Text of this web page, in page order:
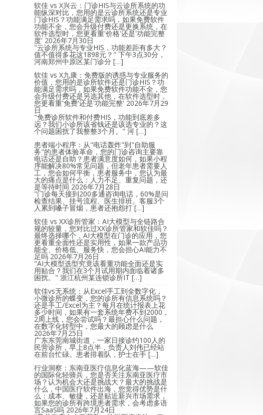
软佳 vs X兴云：门诊HIS与云诊所系统的功
能纵深对比，您用的是云诊所系统还是专业
门诊HIS？功能满足需求吗，如果免费软件
功能不全，您会升级付费还是更换系统，在
软件选型时，您更看重'价格'还是'功能完整
度' 2026年7月30日
"云诊所系统与专业HIS，功能差距有多大？
值不值得多花这1898元？" 下午3点30分，
河南郑州中原区某门诊分 […]
软佳 vs X九康：免费版的诱惑与专业服务的
价值，您用的是诊所软件还是门诊HIS？功
能满足需求吗，如果免费软件功能不全，您
会升级付费还是另选其他，在软件选型时，
您更看重'免费'还是'功能完整' 2026年7月29
日
"免费诊所软件和付费HIS，功能到底差多
远？我们小诊所该省钱还是该选专业的？这
个问题困扰了我整整3个月。" 河 […]
患者端小程序：从"电话轰炸"到"自助服
务"的患者体验革命，您的门诊咨询主要靠
电话还是自助？患者满意度如何，如果小程
序能解决80%常见问题，但老年患者需要人
工，您会如何平衡，患者服务中，您认为最
大的痛点是什么：人力不足、重复问题，还
是等待时间 2026年7月28日
"门诊每天接到200多通咨询电话，60%是问
检查结果、挂号流程、医生排班。客服3个
人累到嗓子冒烟，患者还抱怨打 […]
软佳 vs XX诊所管家：AI大模型与全链路合
规的较量，您对比过XX诊所管家和软佳吗？
最终选择哪个，AI大模型在门诊的应用，您
更看重全面性还是实用性，如果一款产品功
能全、价格低、服务快，您会担心AI能力不
足吗 2026年7月26日
"AI大模型选型究竟该看重功能全面还是实
用贴合？我们在3个月试用期内面临着诸多
困扰。" 浙江杭州某连锁诊所IT […]
软佳vs无系统：从Excel手工到全数字化，
小微诊所的蝶变，您的诊所有信息系统吗？
还是手工/Excel为主？每月在统计报表上花
多少时间，如果有一套系统年费不到2000，
2周上线，您会尝试吗？最担心什么问题，
在数字化转型中，您最大的顾虑是什么
2026年7月25日
广东东莞南城街道，一家日接诊约100人的
民营诊所，早上8点半，负责人刘伟已经站
在前台忙碌。患者排着队，护士在手 […]
行业洞察：东南亚医疗信息化蓝海——软佳
的国际化轻骑兵，您是否关注东南亚医疗市
场？认为机会大还是挑战大？最大的挑战是
什么，中国医疗软件出海，您觉得优势是什
么：成本、敏捷，还是贴近新兴市场需求，
如果您的诊所有跨境患者需求，会考虑多语
言SaaS吗 2026年7月24日